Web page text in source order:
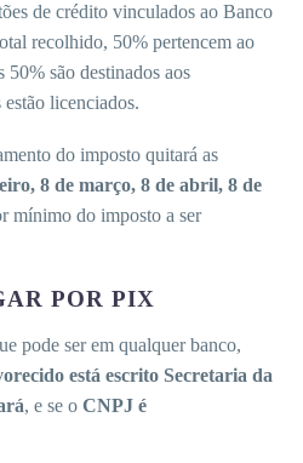
de crédito vinculados ao Banco
recolhido, 50% pertencem ao
50% são destinados aos
licenciados.
do imposto quitará as
8 de março, 8 de abril, 8 de
mínimo do imposto a ser
POR PIX
pode ser em qualquer banco,
está escrito Secretaria da
, e se o CNPJ é